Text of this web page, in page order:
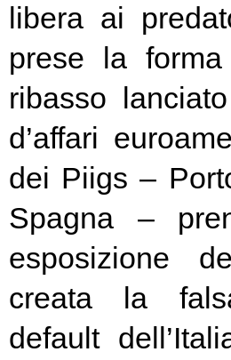
libera ai
prese la
ribasso
d’affari
dei Piigs –
Spagna –
esposizione
creata la
default